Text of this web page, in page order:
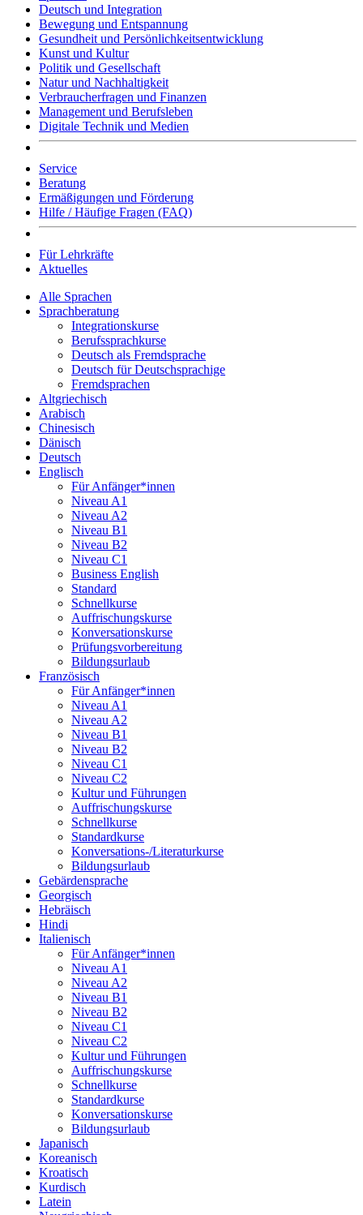
Deutsch und Integration
Bewegung und Entspannung
Gesundheit und Persönlichkeitsentwicklung
Kunst und Kultur
Politik und Gesellschaft
Natur und Nachhaltigkeit
Verbraucherfragen und Finanzen
Management und Berufsleben
Digitale Technik und Medien
Service
Beratung
Ermäßigungen und Förderung
Hilfe / Häufige Fragen (FAQ)
Für Lehrkräfte
Aktuelles
Alle Sprachen
Sprachberatung
Integrationskurse
Berufssprachkurse
Deutsch als Fremdsprache
Deutsch für Deutschsprachige
Fremdsprachen
Altgriechisch
Arabisch
Chinesisch
Dänisch
Deutsch
Englisch
Für Anfänger*innen
Niveau A1
Niveau A2
Niveau B1
Niveau B2
Niveau C1
Business English
Standard
Schnellkurse
Auffrischungskurse
Konversationskurse
Prüfungsvorbereitung
Bildungsurlaub
Französisch
Für Anfänger*innen
Niveau A1
Niveau A2
Niveau B1
Niveau B2
Niveau C1
Niveau C2
Kultur und Führungen
Auffrischungskurse
Schnellkurse
Standardkurse
Konversations-/Literaturkurse
Bildungsurlaub
Gebärdensprache
Georgisch
Hebräisch
Hindi
Italienisch
Für Anfänger*innen
Niveau A1
Niveau A2
Niveau B1
Niveau B2
Niveau C1
Niveau C2
Kultur und Führungen
Auffrischungskurse
Schnellkurse
Standardkurse
Konversationskurse
Bildungsurlaub
Japanisch
Koreanisch
Kroatisch
Kurdisch
Latein